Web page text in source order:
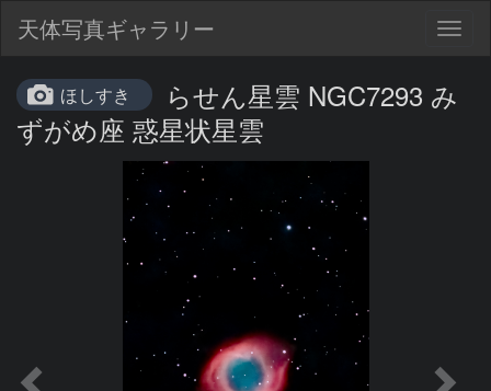
天体写真ギャラリー
ほしすき
らせん星雲 NGC7293 み
ずがめ座 惑星状星雲